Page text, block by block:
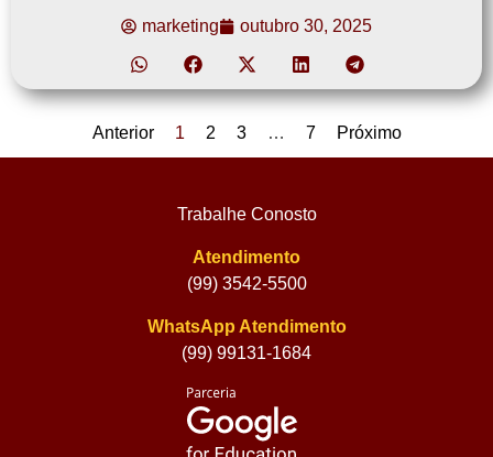
marketing outubro 30, 2025
Anterior 1 2 3 … 7 Próximo
Trabalhe Conosto
Atendimento
(99) 3542-5500
WhatsApp Atendimento
(99) 99131-1684